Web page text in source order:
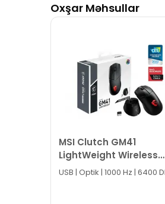
Logitech M190 Full-
Ünvanımız 28 Mall
İstər siçan modelləri
Seçim etməkdə
Logitech M190 Full-
hər daim hazırıq.
İş saatlarından kənar
Bizə maraq
Oxşar Məhsullar
MSI Clutch GM41
LightWeight Wireless
Gaming Mouse
USB | Optik | 1000 Hz | 6400